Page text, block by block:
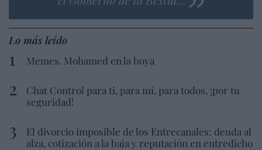
Lo más leído
Memes. Mohamed en la boya
Chat Control para ti, para mí, para todos, ¡por tu
seguridad!
El divorcio imposible de los Entrecanales: deuda al
alza, cotización a la baja y reputación en entredicho